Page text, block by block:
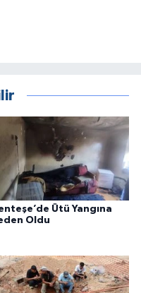
Ütü Yangına
Oldu